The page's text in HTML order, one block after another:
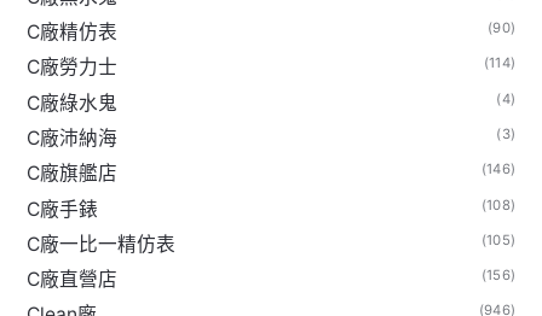
C廠精仿表 (90)
C廠勞力士 (114)
C廠綠水鬼 (4)
C廠沛納海 (3)
C廠旗艦店 (146)
C廠手錶 (108)
C廠一比一精仿表 (105)
C廠直營店 (156)
(946)